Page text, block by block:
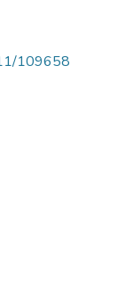
109658